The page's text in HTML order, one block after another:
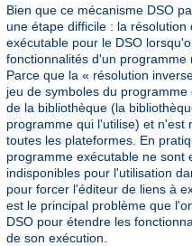
Bien que ce mécanisme DSO
une étape difficile : la
exécutable pour le DSO
fonctionnalités d'un
Parce que la « résolution
jeu de symboles du
de la bibliothèque (la
programme qui l'utilise) et n'est
toutes les plateformes. En
programme exécutable ne sont
indisponibles pour l'utilisation
pour forcer l'éditeur de liens à
est le principal problème que
DSO pour étendre les
de son exécution.